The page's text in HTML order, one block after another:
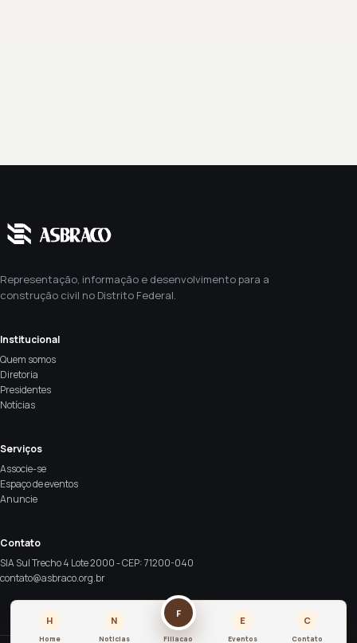
Representação, informação e desenvolvimento para a
construção civil no Distrito Federal.
Institucional
Quem somos
Diretoria
Presidentes
Notícias
Serviços
Associe-se
Espaço de eventos
Anuncie
Contato
SIA Sul Trecho 4 Lote 2000 - CEP: 71200-040
contato@asbraco.org.br
H
Home
N
Noticias
F
Filiacao
E
Eventos
C
Contato